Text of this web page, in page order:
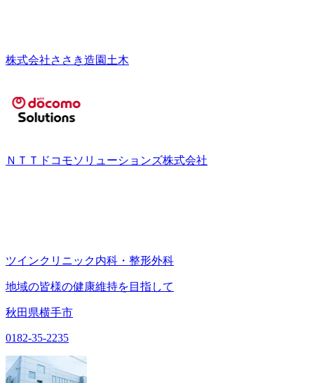
株式会社ささき造園土木
ＮＴＴドコモソリューションズ株式会社
ツインクリニック内科・整形外科
地域の皆様の健康維持を目指して
秋田県横手市
0182-35-2235